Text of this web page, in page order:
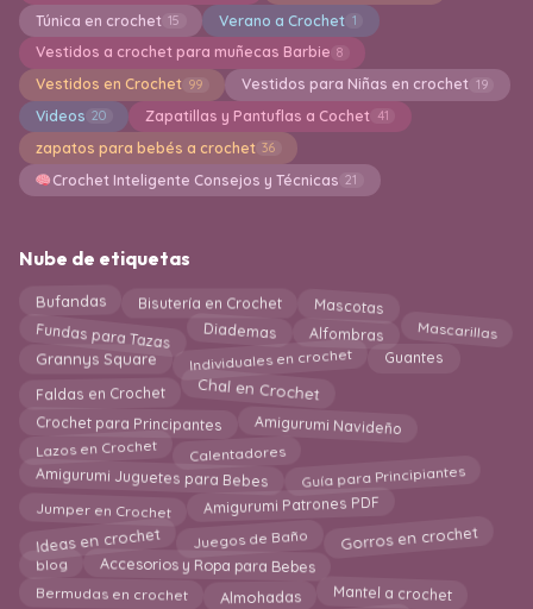
Túnica en crochet 15 Verano a Crochet 1
Vestidos a crochet para muñecas Barbie 8
Vestidos en Crochet 99 Vestidos para Niñas en crochet 19
Videos 20 Zapatillas y Pantuflas a Cochet 41
zapatos para bebés a crochet 36
Crochet Inteligente Consejos y Técnicas 21
Nube de etiquetas
Bufandas Bisutería en Crochet Mascotas
Fundas para Tazas Diademas Alfombras Mascarillas
Grannys Square Individuales en crochet Guantes
Faldas en Crochet Chal en Crochet
Crochet para Principantes Amigurumi Navideño
Lazos en Crochet Calentadores
Amigurumi Juguetes para Bebes Guía para Principiantes
Jumper en Crochet Amigurumi Patrones PDF
Ideas en crochet Juegos de Baño Gorros en crochet
blog Accesorios y Ropa para Bebes
Bermudas en crochet Almohadas Mantel a crochet